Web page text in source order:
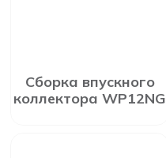
Сборка впускного
коллектора WP12NG